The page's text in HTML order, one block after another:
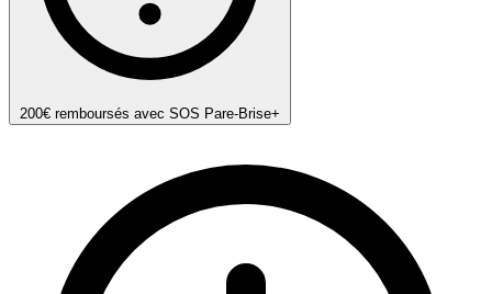
200€ remboursés avec SOS Pare-Brise+